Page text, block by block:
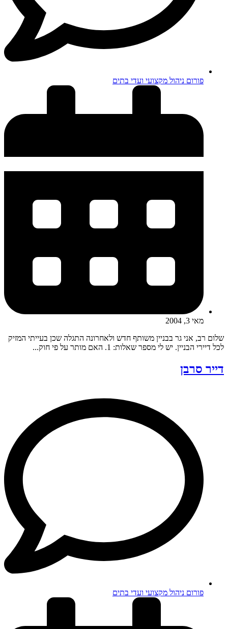
פורום ניהול מקצועי ועדי בתים
מאי 3, 2004
שלום רב, אני גר בבניין משותף חדש ולאחרונה התגלה שכן בעייתי המזיק
לכל דיירי הבניין. יש לי מספר שאלות: 1. האם מותר על פי חוק...
דייר סרבן
פורום ניהול מקצועי ועדי בתים